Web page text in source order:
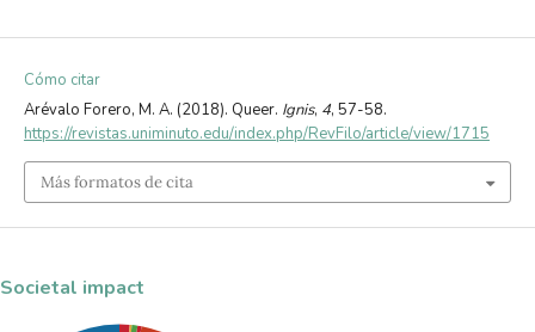
Cómo citar
Arévalo Forero, M. A. (2018). Queer. Ignis, 4, 57-58.
https://revistas.uniminuto.edu/index.php/RevFilo/article/view/1715
Más formatos de cita
Societal impact